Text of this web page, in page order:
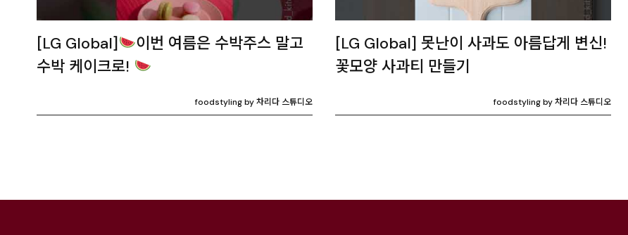
[LG Global]
이번 여름은 수박주스 말고
수박 케이크로!
foodstyling by 차리다 스튜디오
[LG Global] 못난이 사과도 아름답게 변신!
꽃모양 사과티 만들기
foodstyling by 차리다 스튜디오